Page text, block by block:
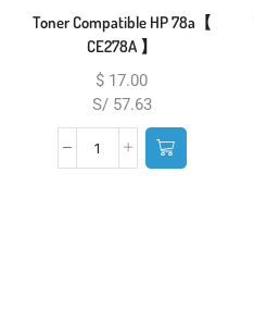
Toner Compatible HP 78a【
CE278A 】
$ 17.00
S/ 57.63